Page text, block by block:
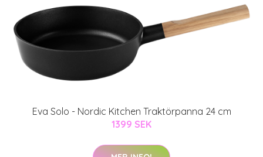
Eva Solo - Nordic Kitchen Traktörpanna 24 cm
1399 SEK